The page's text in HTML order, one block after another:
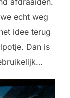
echt weg
idee terug
Dan is